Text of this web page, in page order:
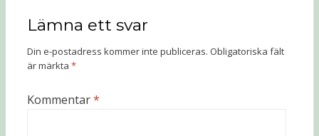
Lämna ett svar
Din e-postadress kommer inte publiceras. Obligatoriska fält
är märkta *
Kommentar*